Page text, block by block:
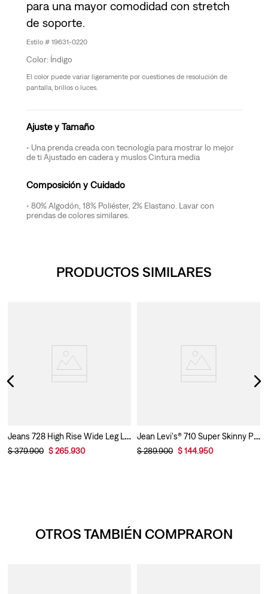
para una mayor comodidad con stretch
de soporte.
19631-0220
Índigo
El color puede variar ligeramente por cuestiones de resolución de
pantalla, brillos o luces.
Ajuste y Tamaño
Una prenda creada con tecnología para mostrar lo mejor
de ti Ajustado en cadera y muslos Cintura media
Composición y Cuidado
80% Algodón, 18% Poliéster, 2% Elastano. Lavar con
prendas de colores similares.
PRODUCTOS SIMILARES
Jeans 728 High Rise Wide Leg Levi’s® Para Mujer
$379.900 $265.930
Jean Levi's® 710 Super Skinny Para Mujer
$289.900 $144.950
OTROS TAMBIÉN COMPRARON